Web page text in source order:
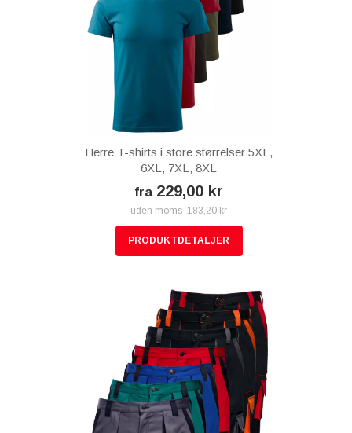
Herre T-shirts i store størrelser 5XL,
6XL, 7XL, 8XL
fra 229,00 kr
uden moms 183,20 kr
PRODUKTDETALJER